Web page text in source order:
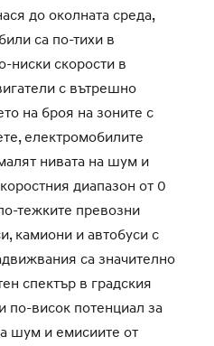
до околната среда,
са по-тихи в
ниски скорости в
с вътрешно
на броя на зоните с
електромобилите
нивата на шум и
диапазон от 0
тежките превозни
камиони и автобуси с
са значително
спектър в градския
по-висок потенциал за
шум и емисиите от